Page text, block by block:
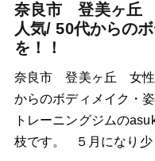
奈良市 登美ヶ丘
人気/ 50代からの
を！！
奈良市 登美ヶ丘 女性
からのボディメイク・
トレーニングジムの
枝です。 ５月になり